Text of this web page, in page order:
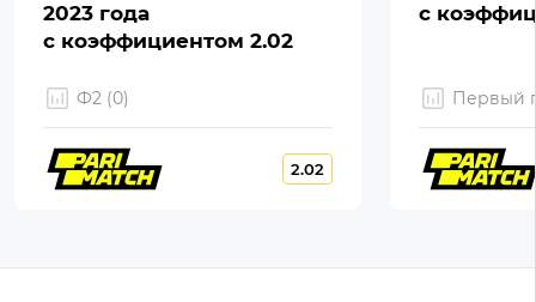
2023 года
с коэффициентом 2.02
Ф2 (0)
2.02
с
Первый